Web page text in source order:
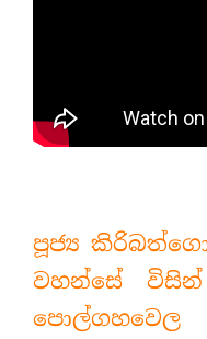
පූජ්‍ය
වහන්සේ විසින්
පොල්ගහවෙල